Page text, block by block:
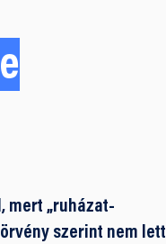
mert „ruházat-
szerint nem lett